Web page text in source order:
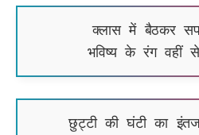
क्लास में बैठकर
भविष्य के रंग वहीं
छुट्टी की घंटी का